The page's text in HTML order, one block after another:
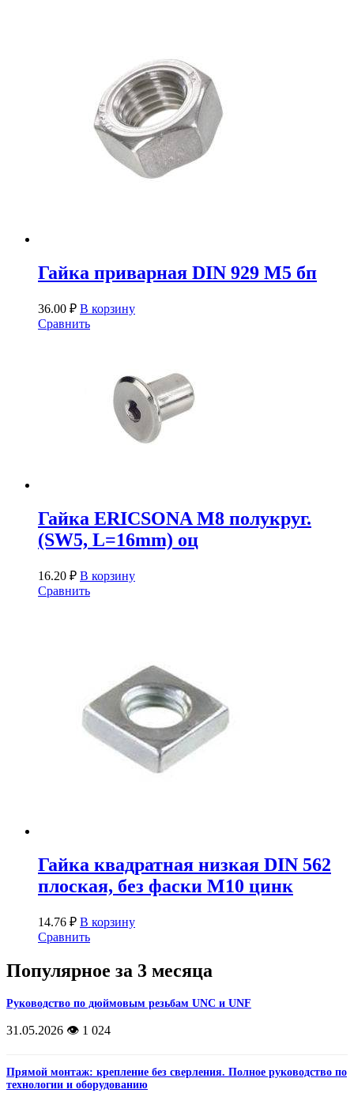
Гайка приварная DIN 929 М5 бп
36.00 ₽ В корзину
Сравнить
Гайка ERICSONA М8 полукруг.
(SW5, L=16mm) оц
16.20 ₽ В корзину
Сравнить
Гайка квадратная низкая DIN 562
плоская, без фаски М10 цинк
14.76 ₽ В корзину
Сравнить
Популярное за 3 месяца
Руководство по дюймовым резьбам UNC и UNF
31.05.2026 👁️ 1 024
Прямой монтаж: крепление без сверления. Полное руководство по
технологии и оборудованию